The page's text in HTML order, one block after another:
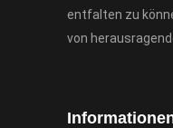
entfalten zu
von